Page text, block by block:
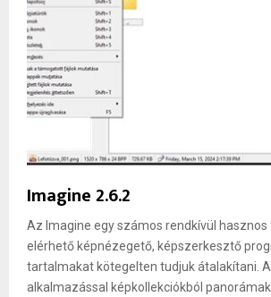
Imagine 2.6.2
Az Imagine egy számos rendkívül hasznos
elérhető képnézegető, képszerkesztő
tartalmakat kötegelten tudjuk átalakítani. A
alkalmazással képkollekciókból